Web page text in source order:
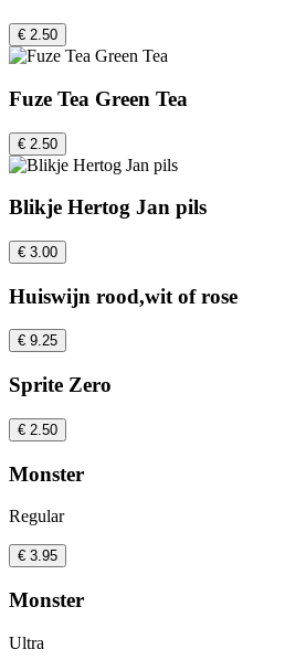
€ 2.50
Fuze Tea Green Tea
€ 2.50
Blikje Hertog Jan pils
€ 3.00
Huiswijn rood,wit of rose
€ 9.25
Sprite Zero
€ 2.50
Monster
Regular
€ 3.95
Monster
Ultra